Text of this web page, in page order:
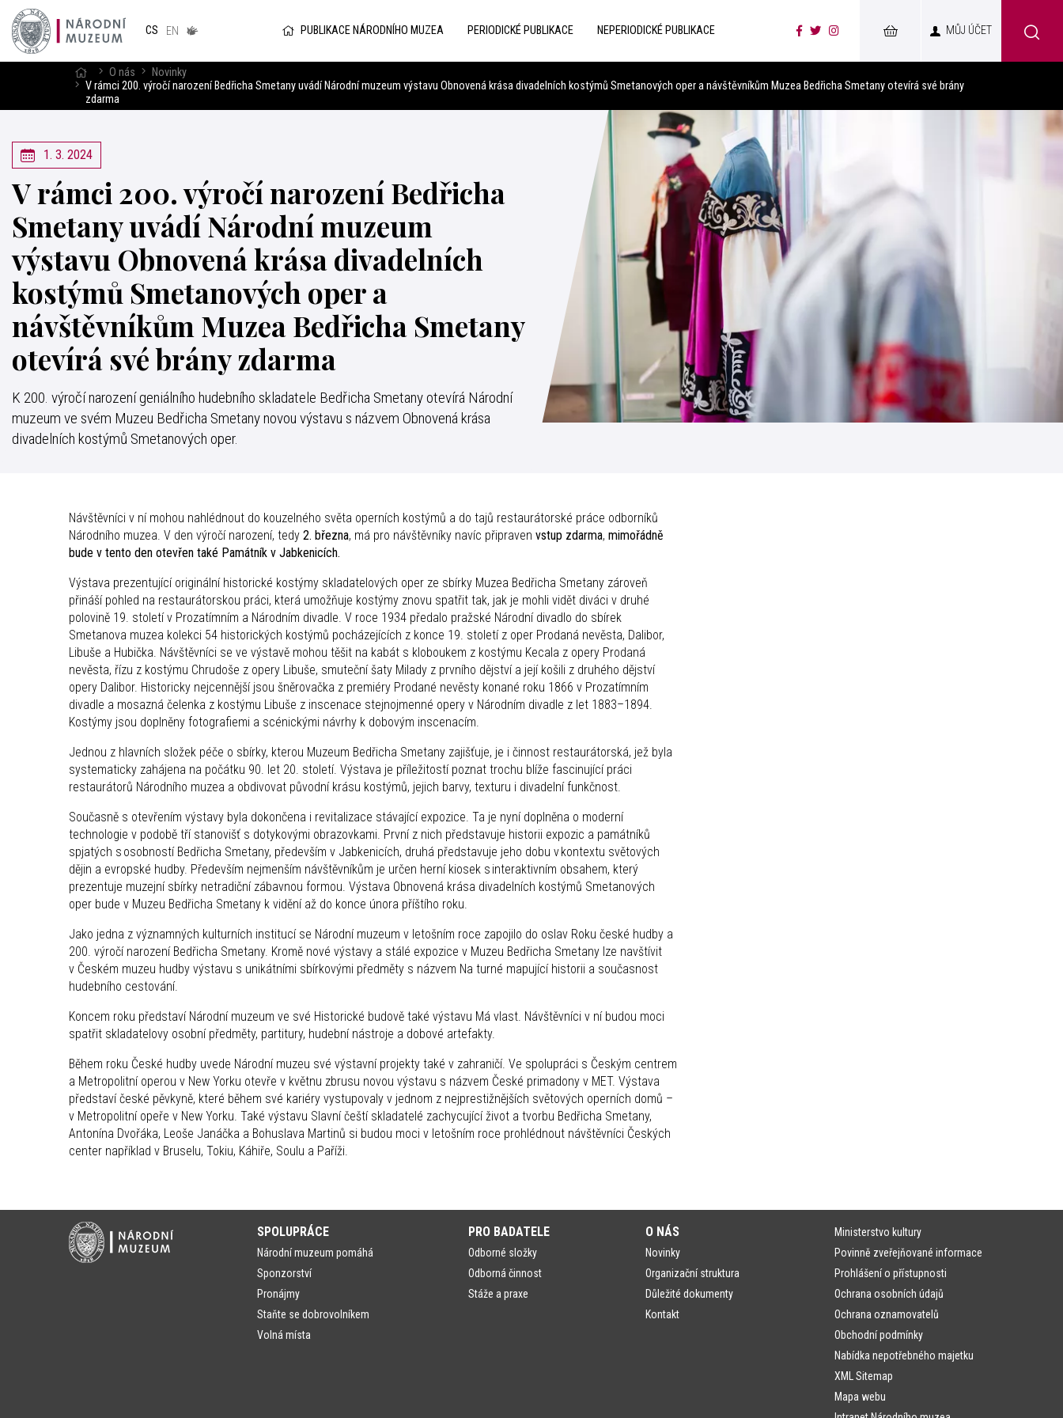
CS EN
v českém
PUBLIKACE NÁRODNÍHO MUZEA PERIODICKÉ PUBLIKACE NEPERIODICKÉ PUBLIKACE MŮJ ÚČET
O nás
Novinky
V rámci 200. výročí narození Bedřicha Smetany uvádí Národní muzeum výstavu Obnovená krása divadelních kostýmů Smetanových oper a návštěvníkům Muzea Bedřicha Smetany otevírá své brány
zdarma
1. 3. 2024
V rámci 200. výročí narození Bedřicha
Smetany uvádí Národní muzeum
výstavu Obnovená krása divadelních
kostýmů Smetanových oper a
návštěvníkům Muzea Bedřicha Smetany
otevírá své brány zdarma
K 200. výročí narození geniálního hudebního skladatele Bedřicha Smetany otevírá Národní
muzeum ve svém Muzeu Bedřicha Smetany novou výstavu s názvem Obnovená krása
divadelních kostýmů Smetanových oper.
Návštěvníci v ní mohou nahlédnout do kouzelného světa operních kostýmů a do tajů restaurátorské práce odborníků
Národního muzea. V den výročí narození, tedy 2. března, má pro návštěvníky navíc připraven vstup zdarma, mimořádně
bude v tento den otevřen také Památník v Jabkenicích.
Výstava prezentující originální historické kostýmy skladatelových oper ze sbírky Muzea Bedřicha Smetany zároveň
přináší pohled na restaurátorskou práci, která umožňuje kostýmy znovu spatřit tak, jak je mohli vidět diváci v druhé
polovině 19. století v Prozatímním a Národním divadle. V roce 1934 předalo pražské Národní divadlo do sbírek
Smetanova muzea kolekci 54 historických kostýmů pocházejících z konce 19. století z oper Prodaná nevěsta, Dalibor,
Libuše a Hubička. Návštěvníci se ve výstavě mohou těšit na kabát s kloboukem z kostýmu Kecala z opery Prodaná
nevěsta, řízu z kostýmu Chrudoše z opery Libuše, smuteční šaty Milady z prvního dějství a její košili z druhého dějství
opery Dalibor. Historicky nejcennější jsou šněrovačka z premiéry Prodané nevěsty konané roku 1866 v Prozatímním
divadle a mosazná čelenka z kostýmu Libuše z inscenace stejnojmenné opery v Národním divadle z let 1883–1894.
Kostýmy jsou doplněny fotografiemi a scénickými návrhy k dobovým inscenacím.
Jednou z hlavních složek péče o sbírky, kterou Muzeum Bedřicha Smetany zajišťuje, je i činnost restaurátorská, jež byla
systematicky zahájena na počátku 90. let 20. století. Výstava je příležitostí poznat trochu blíže fascinující práci
restaurátorů Národního muzea a obdivovat původní krásu kostýmů, jejich barvy, texturu i divadelní funkčnost.
Současně s otevřením výstavy byla dokončena i revitalizace stávající expozice. Ta je nyní doplněna o moderní
technologie v podobě tří stanovišť s dotykovými obrazovkami. První z nich představuje historii expozic a památníků
spjatých s osobností Bedřicha Smetany, především v Jabkenicích, druhá představuje jeho dobu v kontextu světových
dějin a evropské hudby. Především nejmenším návštěvníkům je určen herní kiosek s interaktivním obsahem, který
prezentuje muzejní sbírky netradiční zábavnou formou. Výstava Obnovená krása divadelních kostýmů Smetanových
oper bude v Muzeu Bedřicha Smetany k vidění až do konce února příštího roku.
Jako jedna z významných kulturních institucí se Národní muzeum v letošním roce zapojilo do oslav Roku české hudby a
200. výročí narození Bedřicha Smetany. Kromě nové výstavy a stálé expozice v Muzeu Bedřicha Smetany lze navštívit
v Českém muzeu hudby výstavu s unikátními sbírkovými předměty s názvem Na turné mapující historii a současnost
hudebního cestování.
Koncem roku představí Národní muzeum ve své Historické budově také výstavu Má vlast. Návštěvníci v ní budou moci
spatřit skladatelovy osobní předměty, partitury, hudební nástroje a dobové artefakty.
Během roku České hudby uvede Národní muzeu své výstavní projekty také v zahraničí. Ve spolupráci s Českým centrem
a Metropolitní operou v New Yorku otevře v květnu zbrusu novou výstavu s názvem České primadony v MET. Výstava
představí české pěvkyně, které během své kariéry vystupovaly v jednom z nejprestižnějších světových operních domů –
v Metropolitní opeře v New Yorku. Také výstavu Slavní čeští skladatelé zachycující život a tvorbu Bedřicha Smetany,
Antonína Dvořáka, Leoše Janáčka a Bohuslava Martinů si budou moci v letošním roce prohlédnout návštěvníci Českých
center například v Bruselu, Tokiu, Káhiře, Soulu a Paříži.
SPOLUPRÁCE
Národní muzeum pomáhá
Sponzorství
Pronájmy
Staňte se dobrovolníkem
Volná místa
PRO BADATELE
Odborné složky
Odborná činnost
Stáže a praxe
O NÁS
Novinky
Organizační struktura
Důležité dokumenty
Kontakt
Ministerstvo kultury
Povinně zveřejňované informace
Prohlášení o přístupnosti
Ochrana osobních údajů
Ochrana oznamovatelů
Obchodní podmínky
Nabídka nepotřebného majetku
XML Sitemap
Mapa webu